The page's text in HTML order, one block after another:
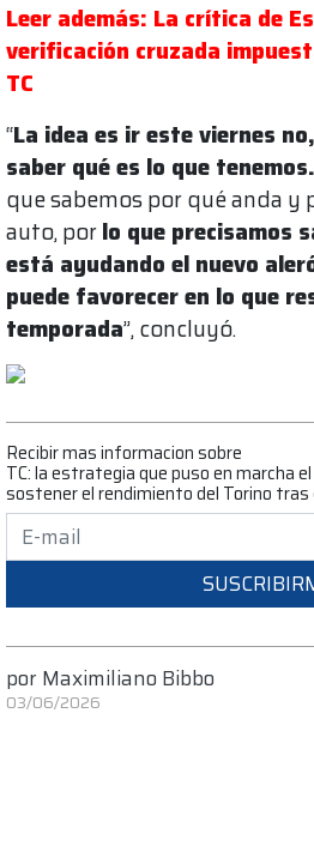
Leer además: La crítica de
verificación cruzada
TC
“La idea es ir este viernes
saber qué es lo que tenemos.
que sabemos por qué anda y
auto, porlo que precisamos
está ayudando el nuevo
puede favorecer en lo que
temporada”, concluyó.
Recibir mas informacion sobre
TC: la estrategia que puso en marcha
sostener el rendimiento del Torino tras
por Maximiliano Bibbo
03/06/2026